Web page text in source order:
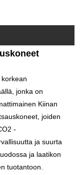
jonka on
Kiinan
joiden
-
ja suurta
ja laatikon
tuotantoon.